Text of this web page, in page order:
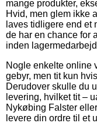
mange produkter,
Hvid, men glem ikke
laves tidligere end
de har en chance for
inden
Nogle enkelte online
gebyr, men tit kun
Derudover skulle du
levering, hvilket tit –
Nykøbing Falster
levere din ordre til et